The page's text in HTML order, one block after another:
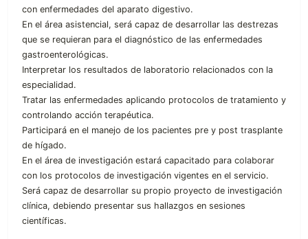
con enfermedades del aparato digestivo.
En el área asistencial, será capaz de desarrollar las destrezas
que se requieran para el diagnóstico de las enfermedades
gastroenterológicas.
Interpretar los resultados de laboratorio relacionados con la
especialidad.
Tratar las enfermedades aplicando protocolos de tratamiento y
controlando acción terapéutica.
Participará en el manejo de los pacientes pre y post trasplante
de hígado.
En el área de investigación estará capacitado para colaborar
con los protocolos de investigación vigentes en el servicio.
Será capaz de desarrollar su propio proyecto de investigación
clínica, debiendo presentar sus hallazgos en sesiones
científicas.